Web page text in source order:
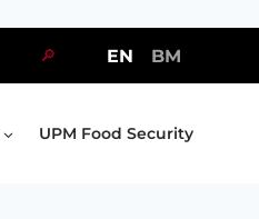
🔎 EN BM
UPM Food Security